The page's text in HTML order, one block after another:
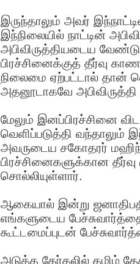
இருந்தாலும் அவர்
இந்நிலையில் நாட்டின்
அபிவிருத்தியடைய
பிரச்சினைக்குத் தீர்வு
நிலைமை ஏற்பட்டால் தான்
அதனூடாகவே
மேலும் இனப்பிரச்சினை
வெளிப்படுத்தி வந்தாலும்
அவருடைய சகோதரர்
பிரச்சினைகளுக்கான தீர்வு
சொல்லியுள்ளார்.
ஆகையால் இன்று
எங்களுடைய
கூட்டமைப்புடன்
அடுத்த தேர்தலில் தமிழ்